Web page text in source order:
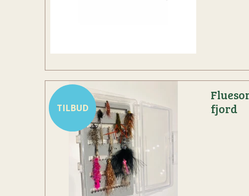
TILBUD
fjord